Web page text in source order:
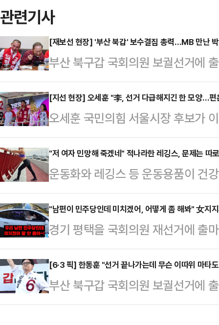
관련기사
[재보선 현장] '부산 북갑' 보수결집 총력…MB 만난
부산 북구갑 국회의원 보궐선거에
속 후보가 선거 전 마지막 주말을
결집'에 방점을 찍은 가운데 박민식
합류했고, 한동훈 후보는 아내 진은
더불어민주당 후보의 공세를 정면
31일 오전 부산을 찾은 이 전 대통
함께 점심식사를 했다. 이 일정에는
다.박 후보…
[지선 현장] 오세훈 "李, 선거 다급해지긴 한 모양…편
오세훈 국민의힘 서울시장 후보가
"선거가 다급해지긴 한 모양"이라
사역 인근에서 진행한 유세에서 "
않나"며 이같이 말했다.앞서 이 대
전투표 독려를 하면서도 "투표 포기
는 그들을 편드는 것"이라고 주장
반발하고 있다.오 후보는 "적어도
도 모두 보듬어…
"저 여자 민망해 죽겠네" 적나라한 레깅스, 문제는 따
운동화와 레깅스 등 운동용품이 건
다.16일 관련업계에 따르면 영국
전문가인 니콜 딘은 최근 데일리메
만 운동할 때 착용하는 옷과 신발이
어 "운동용품을 만들 때 흔히 사용
소재의 옷을 세탁하고 입을 때마다
말했다.입자가 매우 작은 미세플라
통해 여러 장기에 …
"남편이 민주당인데 미치겠어, 어떻게 좀 해봐" 女지
경기 평택을 국회의원 재선거에 출
세 중 "나는 조국혁신당인데 남편
호소에 "조국을 선택해 달라"고 요
관계망서비스(SNS)에 '조국 유세
숏폼 영상을 올렸다.영상에서 조 후
[6·3 픽] 한동훈 "선거 끝나가는데 무슨 이따위 마타
부산 북구갑 국회의원 보궐선거에
각종 공세를 펼치는 더불어민주당